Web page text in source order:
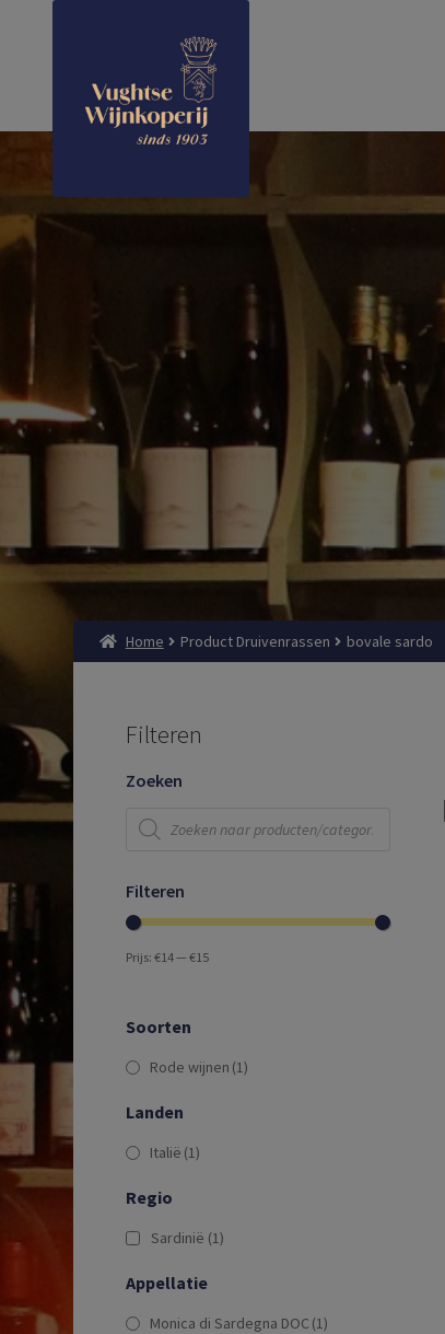
Home Product Druivenrassen bovale sardo
Filteren
Zoeken
Producten
zoeken
Filteren
Prijs:€14—€15
Soorten
Rode wijnen (1)
Landen
Italië (1)
Regio
Sardinië (1)
Appellatie
Monica di Sardegna DOC (1)